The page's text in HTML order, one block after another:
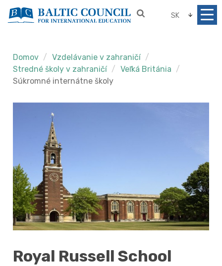
SK
Domov
Vzdelávanie v zahraničí
Stredné školy v zahraničí
Veľká Británia
Súkromné internátne školy
Royal Russell School